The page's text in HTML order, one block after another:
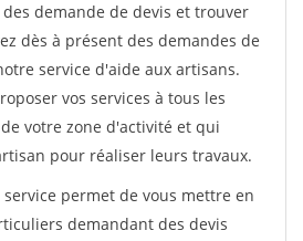
demande de devis et trouver
dès à présent des demandes de
service d'aide aux artisans.
vos services à tous les
votre zone d'activité et qui
pour réaliser leurs travaux.
permet de vous mettre en
demandant des devis